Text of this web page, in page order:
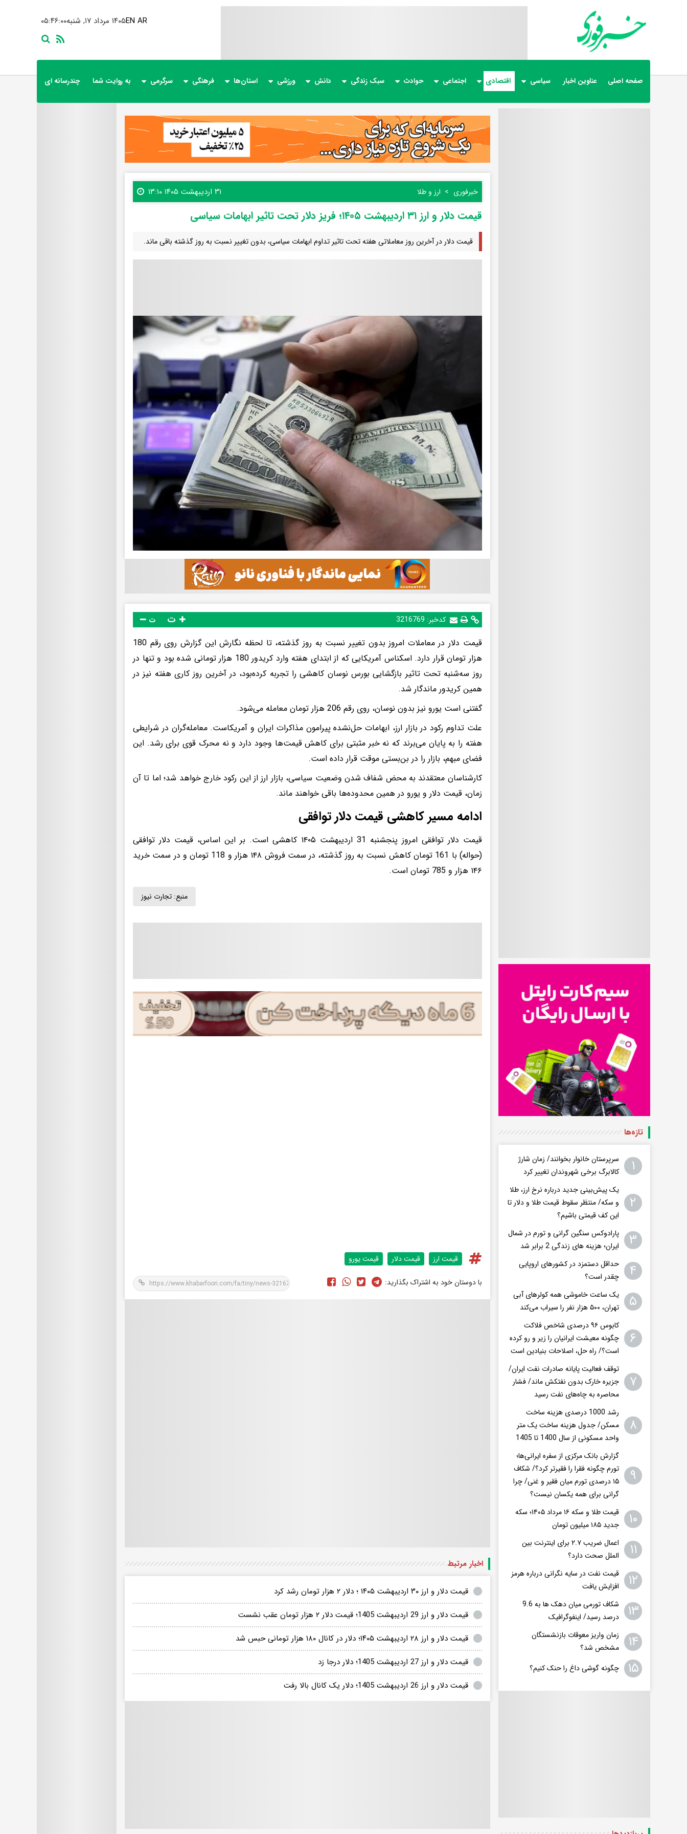
۰۵:۴۶:۰۲ ۱۴۰۵ مرداد ۱۷, شنبهEN AR
صفحه اصلی عناوین اخبار سیاسی اقتصادی اجتماعی حوادث سبک زندگی دانش ورزشی استان‌ها فرهنگی سرگرمی به روایت شما چندرسانه ای
خبرفوری ارز و طلا ۳۱ اردیبهشت ۱۴۰۵ ۱۳:۱۰
قیمت دلار و ارز ۳۱ اردیبهشت ۱۴۰۵؛ فریز دلار تحت تاثیر ابهامات سیاسی
قیمت دلار در آخرین روز معاملاتی هفته تحت تاثیر تداوم ابهامات سیاسی، بدون تغییر نسبت به روز گذشته باقی ماند.
کدخبر: 3216769 ت
قیمت دلار در معاملات امروز بدون تغییر نسبت به روز گذشته، تا لحظه نگارش این گزارش روی رقم 180
هزار تومان قرار دارد. اسکناس آمریکایی که از ابتدای هفته وارد کریدور 180 هزار تومانی شده بود و تنها در
روز سه‌شنبه تحت تاثیر بازگشایی بورس نوسان کاهشی را تجربه کرده‌بود، در آخرین روز کاری هفته نیز در
همین کریدور ماندگار شد.
گفتنی است یورو نیز بدون نوسان، روی رقم 206 هزار تومان معامله می‌شود.
علت تداوم رکود در بازار ارز، ابهامات حل‌نشده پیرامون مذاکرات ایران و آمریکاست. معامله‌گران در شرایطی
هفته را به پایان می‌برند که نه خبر مثبتی برای کاهش قیمت‌ها وجود دارد و نه محرک قوی برای رشد. این
فضای مبهم، بازار را در بن‌بستی موقت قرار داده است.
کارشناسان معتقدند به محض شفاف شدن وضعیت سیاسی، بازار ارز از این رکود خارج خواهد شد؛ اما تا آن
زمان، قیمت دلار و یورو در همین محدوده‌ها باقی خواهند ماند.
ادامه مسیر کاهشی قیمت دلار توافقی
قیمت دلار توافقی امروز پنجشنبه 31 اردیبهشت ۱۴۰۵ کاهشی است. بر این اساس، قیمت دلار توافقی
(حواله) با 161 تومان کاهش نسبت به روز گذشته، در سمت فروش ۱۴۸ هزار و 118 تومان و در سمت خرید
۱۴۶ هزار و 785 تومان است.
منبع: تجارت نیوز
قیمت ارز قیمت دلار قیمت یورو
با دوستان خود به اشتراک بگذارید:
اخبار مرتبط
قیمت دلار و ارز ۳۰ اردیبهشت ۱۴۰۵ ؛ دلار ۲ هزار تومان رشد کرد
قیمت دلار و ارز 29 اردیبهشت 1405؛ قیمت دلار ۲ هزار تومان عقب نشست
قیمت دلار و ارز ۲۸ اردیبهشت ۱۴۰۵؛ دلار در کانال ۱۸۰ هزار تومانی حبس شد
قیمت دلار و ارز 27 اردیبهشت 1405؛ دلار درجا زد
قیمت دلار و ارز 26 اردیبهشت 1405؛ دلار یک کانال بالا رفت
تازه‌ها
۱
سرپرستان خانوار بخوانند/ زمان شارژ
کالابرگ برخی شهروندان تغییر کرد
۲
یک پیش‌بینی جدید درباره نرخ ارز، طلا
و سکه/ منتظر سقوط قیمت طلا و دلار تا
این کف قیمتی باشیم؟
۳
پارادوکس سنگین گرانی و تورم در شمال
ایران؛ هزینه های زندگی 2 برابر ‌شد
۴
حداقل دستمزد در کشورهای اروپایی
چقدر است؟
۵
یک ساعت خاموشی همه کولرهای آبی
تهران، ۵۰۰ هزار نفر را سیراب می‌کند
۶
کابوس ۹۶ درصدی شاخص فلاکت
چگونه معیشت ایرانیان را زیر و رو کرده
است؟/ راه حل، اصلاحات بنیادین است
۷
توقف فعالیت پایانه صادرات نفت ایران/
جزیره خارک بدون نفتکش ماند/ فشار
محاصره به چاه‌های نفت رسید
۸
رشد 1000 درصدی هزینه ساخت
مسکن/ جدول هزینه ساخت یک متر
واحد مسکونی از سال 1400 تا 1405
۹
گزارش بانک مرکزی از سفره ایرانی‌ها؛
تورم چگونه فقرا را فقیرتر کرد؟/ شکاف
۱۵ درصدی تورم میان فقیر و غنی/ چرا
گرانی برای همه یکسان نیست؟
۱۰
قیمت طلا و سکه ۱۶ مرداد ۱۴۰۵؛ سکه
جدید ١٨۵ میلیون تومان
۱۱
اعمال ضریب ۲.۷ برای اینترنت بین
الملل صحت دارد؟
۱۲
قیمت نفت در سایه نگرانی درباره هرمز
افزایش یافت
۱۳
شکاف تورمی میان دهک ها به 9.6
درصد رسید/ اینفوگرافیک
۱۴
زمان واریز معوقات بازنشستگان
مشخص شد؟
۱۵ چگونه گوشی داغ را حنک کنیم؟